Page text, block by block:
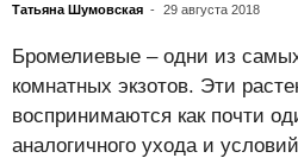
Татьяна Шумовская - 29 августа 2018
Бромелиевые – одни из
комнатных экзотов. Эти
воспринимаются как почти
аналогичного ухода и